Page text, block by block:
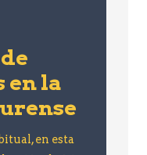
en la
en esta